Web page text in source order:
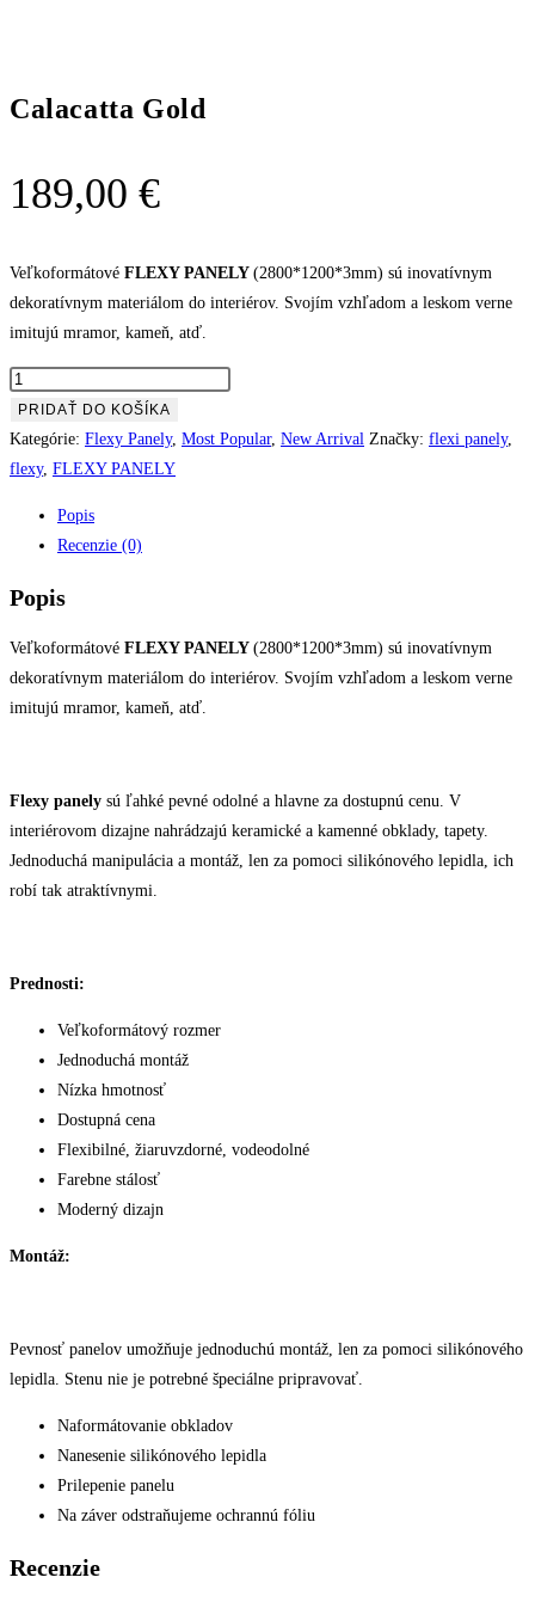
Calacatta Gold
189,00 €
Veľkoformátové FLEXY PANELY (2800*1200*3mm) sú inovatívnym
dekoratívnym materiálom do interiérov. Svojím vzhľadom a leskom verne
imitujú mramor, kameň, atď.
množstvo
Calacatta
Gold
PRIDAŤ DO KOŠÍKA
Kategórie: Flexy Panely, Most Popular, New Arrival Značky: flexi panely,
flexy, FLEXY PANELY
Popis
Recenzie (0)
Popis
Veľkoformátové FLEXY PANELY (2800*1200*3mm) sú inovatívnym
dekoratívnym materiálom do interiérov. Svojím vzhľadom a leskom verne
imitujú mramor, kameň, atď.
Flexy panely sú ľahké pevné odolné a hlavne za dostupnú cenu. V
interiérovom dizajne nahrádzajú keramické a kamenné obklady, tapety.
Jednoduchá manipulácia a montáž, len za pomoci silikónového lepidla, ich
robí tak atraktívnymi.
Prednosti:
Veľkoformátový rozmer
Jednoduchá montáž
Nízka hmotnosť
Dostupná cena
Flexibilné, žiaruvzdorné, vodeodolné
Farebne stálosť
Moderný dizajn
Montáž:
Pevnosť panelov umožňuje jednoduchú montáž, len za pomoci silikónového
lepidla. Stenu nie je potrebné špeciálne pripravovať.
Naformátovanie obkladov
Nanesenie silikónového lepidla
Prilepenie panelu
Na záver odstraňujeme ochrannú fóliu
Recenzie